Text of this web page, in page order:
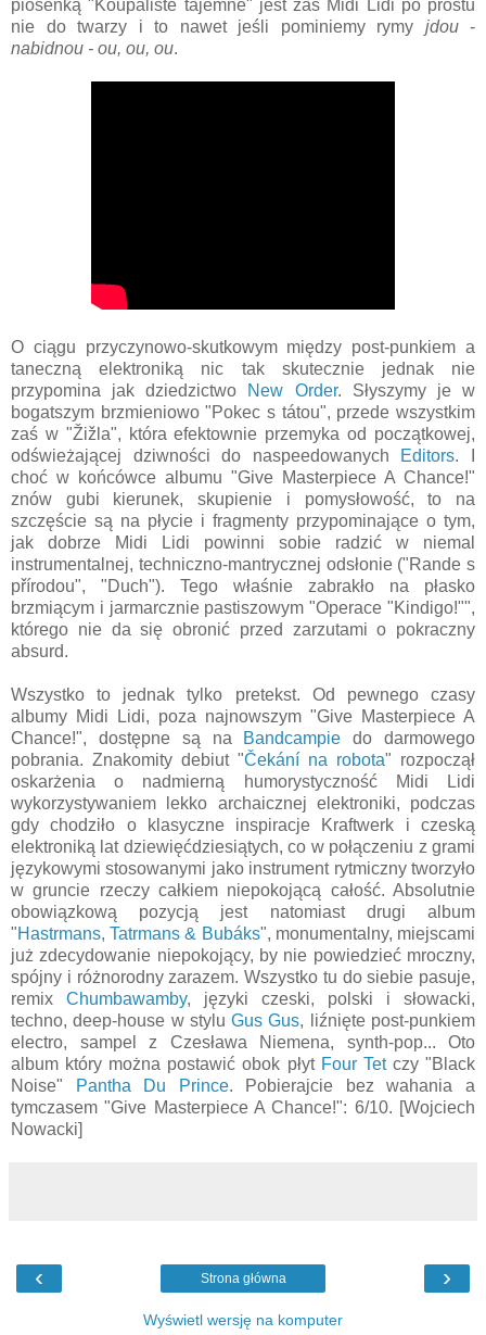
piosenką "Koupaliště tajemné" jest zaś Midi Lidi po prostu
nie do twarzy i to nawet jeśli pominiemy rymy jdou-
nabidnou - ou, ou, ou.
O ciągu przyczynowo-skutkowym między post-punkiem a
taneczną elektroniką nic tak skutecznie jednak nie
przypomina jak dziedzictwo New Order. Słyszymy je w
bogatszym brzmieniowo "Pokec s tátou", przede wszystkim
zaś w "Žižla", która efektownie przemyka od początkowej,
odświeżającej dziwności do naspeedowanych Editors. I
choć w końcówce albumu "Give Masterpiece A Chance!"
znów gubi kierunek, skupienie i pomysłowość, to na
szczęście są na płycie i fragmenty przypominające o tym,
jak dobrze Midi Lidi powinni sobie radzić w niemal
instrumentalnej, techniczno-mantrycznej odsłonie ("Rande s
přírodou", "Duch"). Tego właśnie zabrakło na płasko
brzmiącym i jarmarcznie pastiszowym "Operace "Kindigo!"",
którego nie da się obronić przed zarzutami o pokraczny
absurd.
Wszystko to jednak tylko pretekst. Od pewnego czasy
albumy Midi Lidi, poza najnowszym "Give Masterpiece A
Chance!", dostępne są na Bandcampie do darmowego
pobrania. Znakomity debiut "Čekání na robota" rozpoczął
oskarżenia o nadmierną humorystyczność Midi Lidi
wykorzystywaniem lekko archaicznej elektroniki, podczas
gdy chodziło o klasyczne inspiracje Kraftwerk i czeską
elektroniką lat dziewięćdziesiątych, co w połączeniu z grami
językowymi stosowanymi jako instrument rytmiczny tworzyło
w gruncie rzeczy całkiem niepokojącą całość. Absolutnie
obowiązkową pozycją jest natomiast drugi album
"Hastrmans, Tatrmans & Bubáks", monumentalny, miejscami
już zdecydowanie niepokojący, by nie powiedzieć mroczny,
spójny i różnorodny zarazem. Wszystko tu do siebie pasuje,
remix Chumbawamby, języki czeski, polski i słowacki,
techno, deep-house w styluGus Gus, liźnięte post-punkiem
electro, sampel z Czesława Niemena, synth-pop... Oto
album który można postawić obok płyt Four Tetczy "Black
Noise"
Pantha Du Prince. Pobierajcie bez wahania a
tymczasem "Give Masterpiece A Chance!": 6/10. [Wojciech
Nowacki]
‹ ›
Strona główna
Wyświetl wersję na komputer